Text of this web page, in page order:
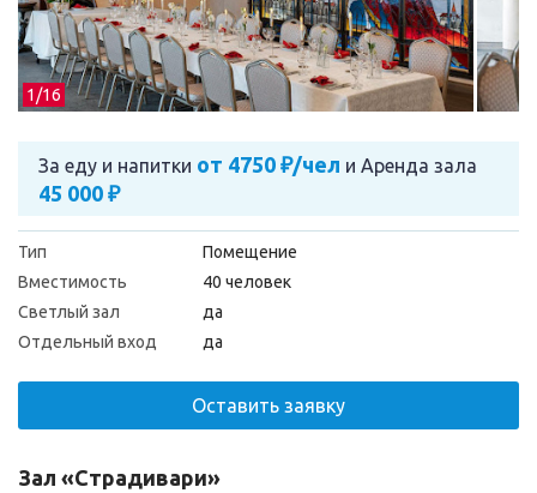
1/16
За еду и напитки от 4750 ₽/чел и Аренда зала
45 000 ₽
Тип
Помещение
Вместимость
40 человек
Светлый зал
да
Отдельный вход
да
Оставить заявку
Зал «Страдивари»